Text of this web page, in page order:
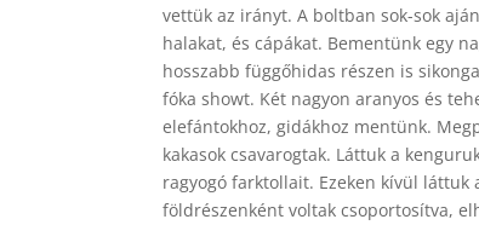
vettük az irányt. A boltban sok-sok
halakat, és cápákat. Bementünk egy
hosszabb függőhidas részen is
fóka showt. Két nagyon aranyos és
elefántokhoz, gidákhoz mentünk.
kakasok csavarogtak. Láttuk a
ragyogó farktollait. Ezeken kívül láttuk
földrészenként voltak csoportosítva,